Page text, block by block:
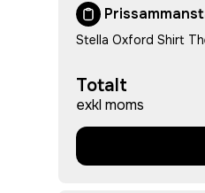
Stella Oxford Shirt
Totalt
exkl moms